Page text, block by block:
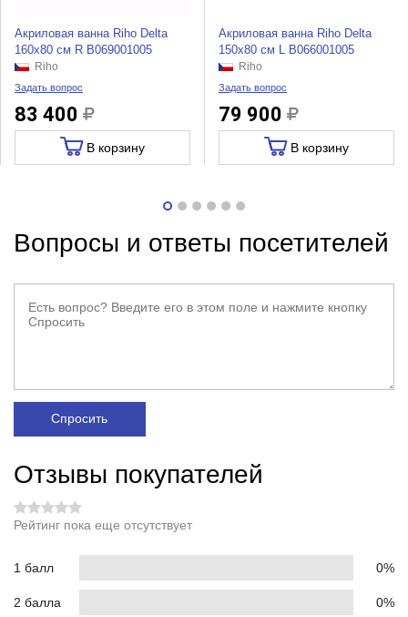
Акриловая ванна Riho Delta
160x80 см R B069001005
Riho
Задать вопрос
83 400
В корзину
Акриловая ванна Riho Delta
150x80 см L B066001005
Riho
Задать вопрос
79 900
В корзину
Вопросы и ответы посетителей
Спросить
Отзывы покупателей
Рейтинг пока еще отсутствует
1 балл 0%
2 балла 0%